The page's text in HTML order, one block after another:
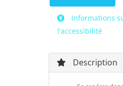
Informations
l'accessibilité
Description